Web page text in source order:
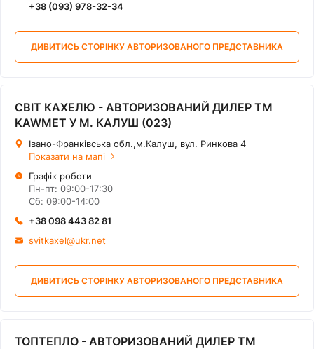
+38 (093) 978-32-34
ДИВИТИСЬ СТОРІНКУ АВТОРИЗОВАНОГО ПРЕДСТАВНИКА
СВІТ КАХЕЛЮ - АВТОРИЗОВАНИЙ ДИЛЕР ТМ
KAWMET У М. КАЛУШ (023)
Івано-Франківська обл.,м.Калуш, вул. Ринкова 4
Показати на мапі
Графік роботи
Пн-пт: 09:00-17:30
Сб: 09:00-14:00
+38 098 443 82 81
svitkaxel@ukr.net
ДИВИТИСЬ СТОРІНКУ АВТОРИЗОВАНОГО ПРЕДСТАВНИКА
ТОПТЕПЛО - АВТОРИЗОВАНИЙ ДИЛЕР ТМ